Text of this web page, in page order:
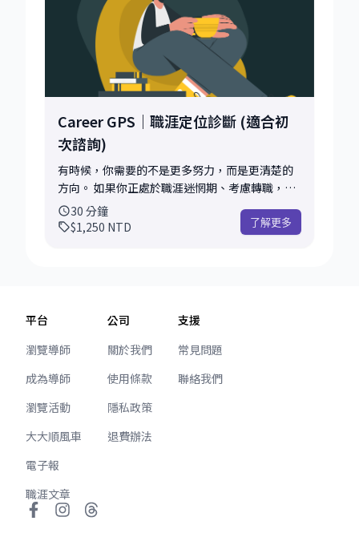
歷、個人品牌、求職策略、面試表現，或面對重
要職涯決策的學員。 我會根據你的背景、市場定
位與目標職位，提供更具體的分析、回饋與建
議，陪你一起打造更有競爭力的職涯策略。 適合
這樣的你 ✅ 曾經與我聊過，希望進一步深化討論
✅ 已經比較確定職涯方向，準備開始行動 ✅ 正在
積極轉職或求職中 ✅ 已經開始投遞履歷或準備面
試 ✅ 想優化 LinkedIn、履歷或個人品牌 ✅ 面臨
Offer 選擇、升遷或重要職涯決策 ✅ 希望建立更
有說服力的專業故事與市場定位 我們會一起討論
🎯 個人品牌與市場定位 -如何打造更清晰的職涯
定位 -強化市場競爭力與差異化優勢 -建立更具說
服力的專業形象 🎯 履歷與 LinkedIn 優化 -履歷內
容與結構建議 -LinkedIn 個人品牌優化 -成果與經
策略 -求職計畫檢視與調整 -Offer 分析與選擇 -升
走什麼？ ✅ 個人品牌定位建議 ✅ 履歷與
LinkedIn 優化方向 ✅ 面試策略與故事架構 ✅ 求
製化行動計畫 ✅ 下一階段優先事項與執行重點 學
員最常給我的回饋 「原本覺得自己的經歷很零
散，後來才知道怎麼整理成有說服力的故事。」
「Phoebe 很快發現我履歷定位的問題，幫我重
助我重新思考如何經營自己的職涯。」 「離開後
不只知道下一步，更知道為什麼要這麼做。」 這
Career GPS｜職涯定位診斷 (適合初
次諮詢)
有時候，你需要的不是更多努力，而是更清楚的
方向。 如果你正處於職涯迷惘期、考慮轉職，或
對下一步感到不確定，這場對話將幫助你快速釐
清現況、找出真正卡住的問題，以及最值得投入
道如何開始 ✅ 想進入外商、科技業或 AI 產業 ✅
工作一段時間後開始感到迷惘 ✅ 面臨轉職、升遷
或重要職涯選擇 ✅ 有很多想法，但不知道哪條路
我們會一起討論目前的職涯現況與挑戰 - 你的核
心優勢與潛在盲點 - 市場定位與競爭力分析 - 產業
與職能發展方向 - 轉職或升遷可行性評估 - 下一步
最值得投入的行動策略 你可以帶走什麼？ 🎯 更清
職涯發展策略 🎯 下一階段行動計畫 🎯 產業、職
能或轉職建議 🎯 一套重新思考職涯的方法 學員最
常給我的回饋 「30分鐘比自己摸索三年還清
楚。」 「很快就找到我真正卡住的地方。」 「不
30 分鐘
$1,250 NTD 了解更多
平台
瀏覽導師
成為導師
瀏覽活動
大大順風車
電子報
職涯文章
公司
關於我們
使用條款
隱私政策
退費辦法
支援
常見問題
聯絡我們